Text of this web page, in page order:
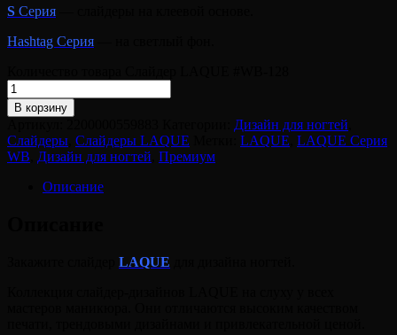
S Серия
Hashtag Серия
В корзину
Дизайн для ногтей
Слайдеры Слайдеры LAQUE LAQUE LAQUE Серия
WB Дизайн для ногтей Премиум
Описание
LAQUE